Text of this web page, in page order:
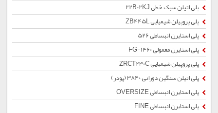
پلی اتیلن سبک خطی 22B02KJ
پلی پروپیلن شیمیایی ZB445L
پلی استایرن انبساطی 526
پلی استایرن معمولی 1460-FG
پلی پروپیلن شیمیایی ZRCT230C
پلی اتیلن سنگین دورانی 3840 (پودر)
پلی استایرن انبساطی OVERSIZE
پلی استایرن انبساطی FINE